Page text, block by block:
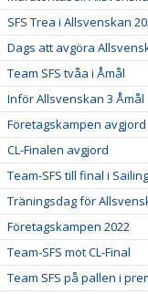
SFS Trea i Allsvenskan
Dags att avgöra
Team SFS tvåa i Åmål
Inför Allsvenskan 3 Åmål
Företagskampen avgjord
CL-Finalen avgjord
Team-SFS till final i
Träningsdag för
Företagskampen 2022
Team-SFS mot CL-Final
Team SFS på pallen i